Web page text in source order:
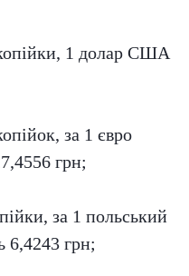
1 долар США
за 1 євро
грн;
за 1 польський
6,4243 грн;